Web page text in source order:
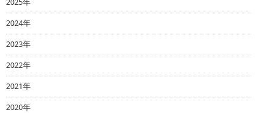
2024年
2023年
2022年
2021年
2020年